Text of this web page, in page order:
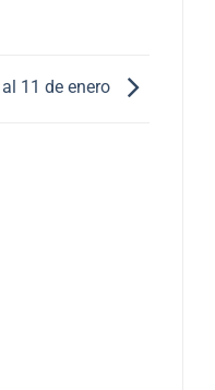
11 de enero